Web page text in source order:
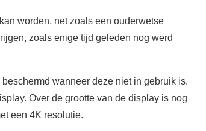
worden, net zoals een ouderwetse
zoals enige tijd geleden nog werd
wanneer deze niet in gebruik is.
Over de grootte van de display is nog
een 4K resolutie.